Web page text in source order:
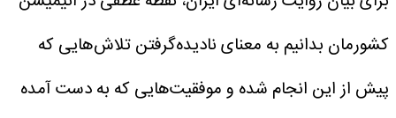
کشورمان بدانیم به معنای نادیده‌گرفتن تلاش‌هایی که
پیش از این انجام شده و موفقیت‌هایی که به دست آمده